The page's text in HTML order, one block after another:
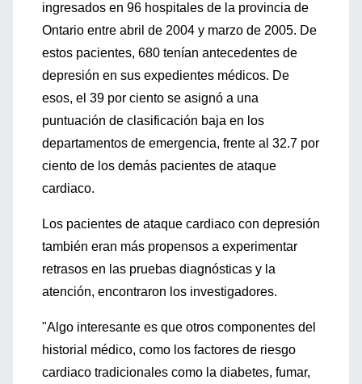
ingresados en 96 hospitales de la provincia de
Ontario entre abril de 2004 y marzo de 2005. De
estos pacientes, 680 tenían antecedentes de
depresión en sus expedientes médicos. De
esos, el 39 por ciento se asignó a una
puntuación de clasificación baja en los
departamentos de emergencia, frente al 32.7 por
ciento de los demás pacientes de ataque
cardiaco.
Los pacientes de ataque cardiaco con depresión
también eran más propensos a experimentar
retrasos en las pruebas diagnósticas y la
atención, encontraron los investigadores.
"Algo interesante es que otros componentes del
historial médico, como los factores de riesgo
cardiaco tradicionales como la diabetes, fumar,